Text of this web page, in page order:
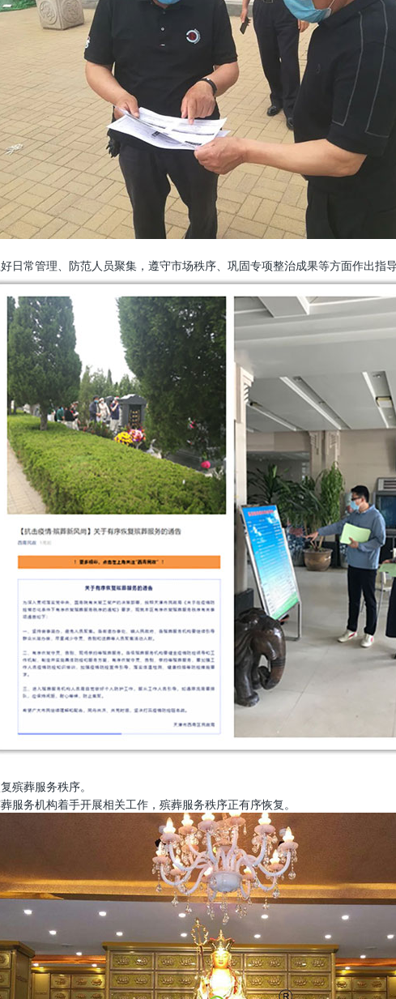
常管理、防范人员聚集，遵守市场秩序、巩固专项整治成果等方面作出指导
殡葬服务秩序。
务机构着手开展相关工作，殡葬服务秩序正有序恢复。